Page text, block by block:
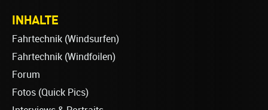
INHALTE
Fahrtechnik (Windsurfen)
Fahrtechnik (Windfoilen)
Forum
Fotos (Quick Pics)